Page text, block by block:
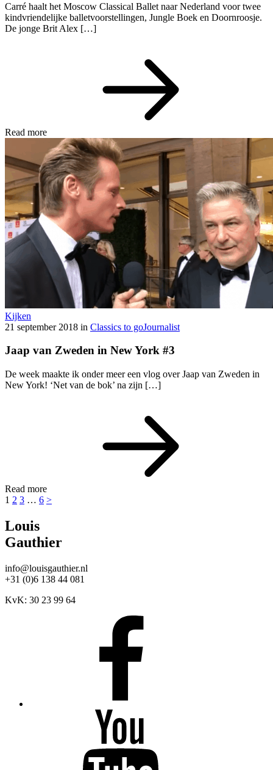
Carré haalt het Moscow Classical Ballet naar Nederland voor twee
kindvriendelijke balletvoorstellingen, Jungle Boek en Doornroosje.
De jonge Brit Alex […]
Read more
Kijken
21 september 2018 in Classics to goJournalist
Jaap van Zweden in New York #3
De week maakte ik onder meer een vlog over Jaap van Zweden in
New York! ‘Net van de bok’ na zijn […]
Read more
Berichten
paginering
1 2 3 … 6 >
Louis
Gauthier
info@louisgauthier.nl
+31 (0)6 138 44 081
KvK: 30 23 99 64